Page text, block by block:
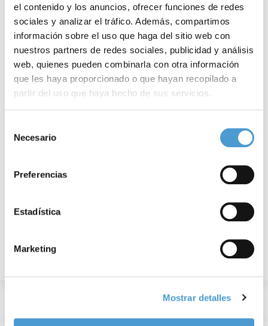
el contenido y los anuncios, ofrecer funciones de redes
sociales y analizar el tráfico. Además, compartimos
información sobre el uso que haga del sitio web con
nuestros partners de redes sociales, publicidad y análisis
web, quienes pueden combinarla con otra información
que les haya proporcionado o que hayan recopilado a
partir del uso que haya hecho de sus servicios.
de cookies
Necesario
Preferencias
Estadística
Marketing
Mostrar detalles
28 JULIO, 2025 AL DÍA